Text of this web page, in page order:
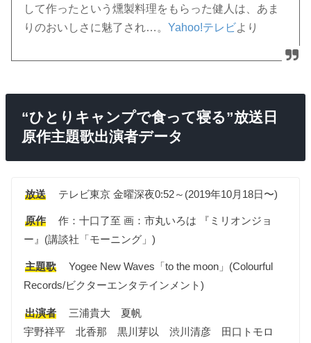
して作ったという燻製料理をもらった健人は、あま
りのおいしさに魅了され…。Yahoo!テレビより
“ひとりキャンプで食って寝る”放送日
原作主題歌出演者データ
放送 テレビ東京 金曜深夜0:52～(2019年10月18日〜)
原作
作：十口了至 画：市丸いろは 『ミリオンジョ
ー』(講談社「モーニング」)
主題歌
Yogee New Waves「to the moon」(Colourful
Records/ビクターエンタテインメント)
出演者
三浦貴大 夏帆
宇野祥平 北香那 黒川芽以 渋川清彦 田口トモロ